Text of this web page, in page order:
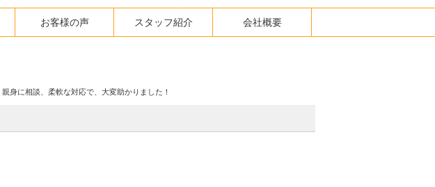
お客様の声 スタッフ紹介 会社概要
親身に相談、柔軟な対応で、大変助かりました！